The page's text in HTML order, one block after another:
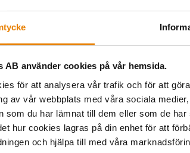
AB använder cookies på vår hemsida.
för att analysera vår trafik och för att
av vår webbplats med våra sociala
som du har lämnat till dem eller som de
hur cookies lagras på din enhet för att
och hjälpa till med våra